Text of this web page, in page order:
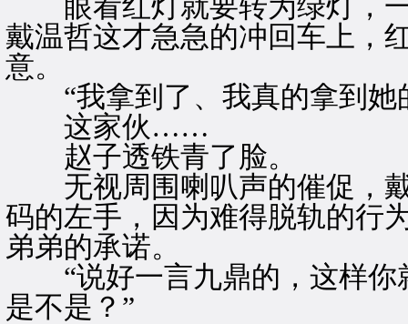
眼看红灯就要转为绿灯，一
戴温哲这才急急的冲回车上，
意。
“我拿到了、我真的拿到她
这家伙……
赵子透铁青了脸。
无视周围喇叭声的催促，戴
码的左手，因为难得脱轨的行
弟弟的承诺。
“说好一言九鼎的，这样你
是不是？”